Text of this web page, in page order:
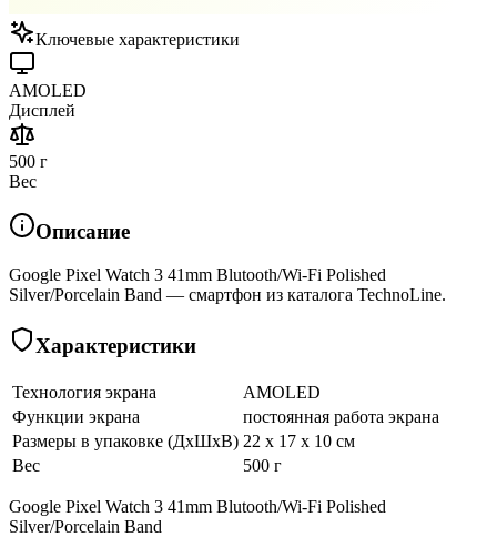
Ключевые характеристики
AMOLED
Дисплей
500 г
Вес
Описание
Google Pixel Watch 3 41mm Blutooth/Wi-Fi Polished
Silver/Porcelain Band — смартфон из каталога TechnoLine.
Характеристики
Технология экрана
AMOLED
Функции экрана
постоянная работа экрана
Размеры в упаковке (ДхШхВ) 22 x 17 x 10 см
Вес
500 г
Google Pixel Watch 3 41mm Blutooth/Wi-Fi Polished
Silver/Porcelain Band